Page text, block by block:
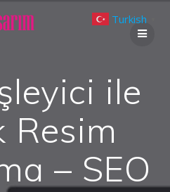
to
ile
Resim
– SEO
Turkish